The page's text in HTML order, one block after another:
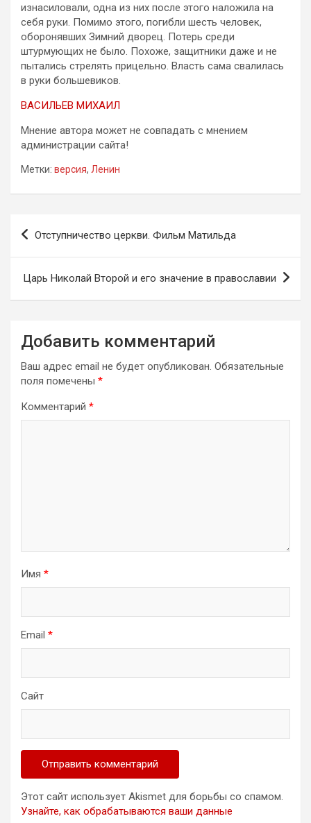
изнасиловали, одна из них после этого наложила на
себя руки. Помимо этого, погибли шесть человек,
оборонявших Зимний дворец. Потерь среди
штурмующих не было. Похоже, защитники даже и не
пытались стрелять прицельно. Власть сама свалилась
в руки большевиков.
ВАСИЛЬЕВ МИХАИЛ
Мнение автора может не совпадать с мнением
администрации сайта!
Метки: версия, Ленин
Навигация
Отступничество церкви. Фильм Матильда
Царь Николай Второй и его значение в православии
Добавить комментарий
Ваш адрес email не будет опубликован. Обязательные
поля помечены *
Комментарий *
Имя *
Email *
Сайт
Этот сайт использует Akismet для борьбы со спамом.
Узнайте, как обрабатываются ваши данные